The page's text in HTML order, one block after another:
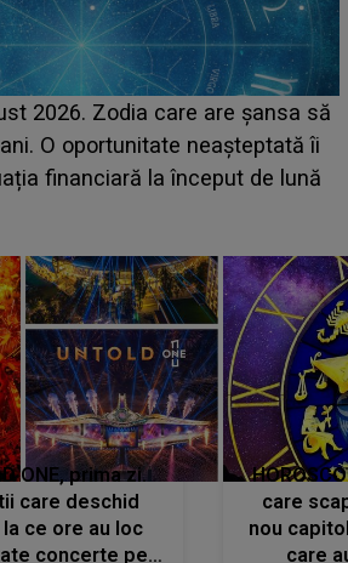
ziua 2. La ce oră urcă pe
Zara Larsson? Artista
în România și s-a filmat din
ONE, prima zi.
care deschid
ce ore au loc
concerte pe
care
nou
care